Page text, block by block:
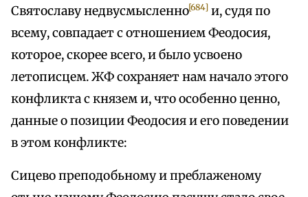
Святославу недвусмысленно[684] и, судя по
всему, совпадает с отношением Феодосия,
которое, скорее всего, и было усвоено
летописцем. ЖФ сохраняет нам начало этого
конфликта с князем и, что особенно ценно,
данные о позиции Феодосия и его поведении
в этом конфликте:
Сицево преподобьному и преблаженому